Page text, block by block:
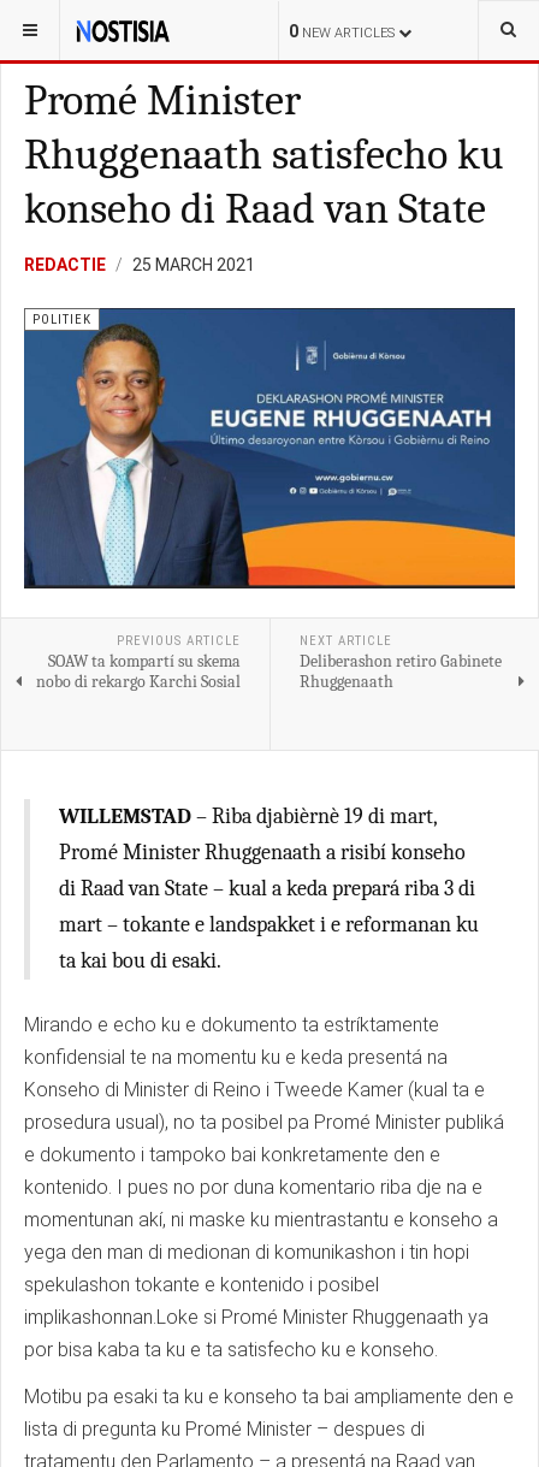
0 NEW ARTICLES
YOU ARE HERE: CURAÇAO POLITIEK
Promé Minister
Rhuggenaath satisfecho ku
konseho di Raad van State
REDACTIE 25 MARCH 2021
POLITIEK
PREVIOUS ARTICLE
SOAW ta kompartí su skema
nobo di rekargo Karchi Sosial
NEXT ARTICLE
Deliberashon retiro Gabinete
Rhuggenaath
WILLEMSTAD– Riba djabièrnè 19 di mart,
Promé Minister Rhuggenaath a risibí konseho
di Raad van State – kual a keda prepará riba 3 di
mart – tokante e landspakket i e reformanan ku
ta kai bou di esaki.
Mirando e echo ku e dokumento ta estríktamente
konfidensial te na momentu ku e keda presentá na
Konseho di Minister di Reino i Tweede Kamer (kual ta e
prosedura usual), no ta posibel pa Promé Minister publiká
e dokumento i tampoko bai konkretamente den e
kontenido. I pues no por duna komentario riba dje na e
momentunan akí, ni maske ku mientrastantu e konseho a
yega den man di medionan di komunikashon i tin hopi
spekulashon tokante e kontenido i posibel
implikashonnan.Loke si Promé Minister Rhuggenaath ya
por bisa kaba ta ku e ta satisfecho ku e konseho.
Motibu pa esaki ta ku e konseho ta bai ampliamente den e
lista di pregunta ku Promé Minister – despues di
tratamentu den Parlamento – a presentá na Raad van